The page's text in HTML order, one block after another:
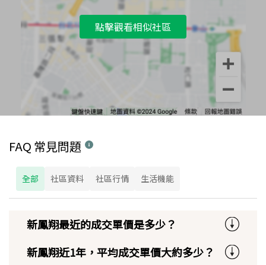
點擊觀看相似社區
FAQ 常見問題
全部 社區資料 社區行情 生活機能
新鳳翔最近的成交單價是多少？
新鳳翔近1年，平均成交單價大約多少？